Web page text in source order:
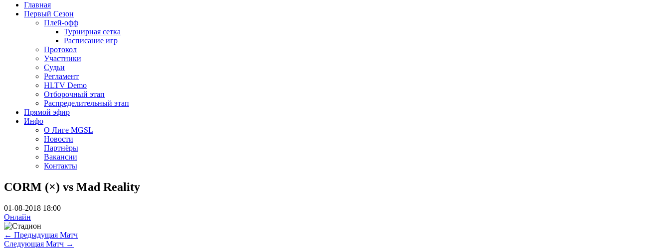
Главная
Первый Сезон
Плей-офф
Турнирная сетка
Расписание игр
Протокол
Участники
Судьи
Регламент
HLTV Demo
Отборочный этап
Распределительный этап
Прямой эфир
Инфо
О Лиге MGSL
Новости
Партнёры
Вакансии
Контакты
CORM (×) vs Mad Reality
01-08-2018 18:00
Онлайн
← Предыдущая Матч
Следующая Матч →